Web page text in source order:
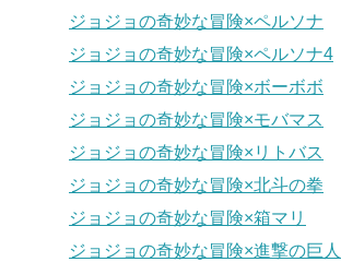
ジョジョの奇妙な冒険×ペルソナ
ジョジョの奇妙な冒険×ペルソナ4
ジョジョの奇妙な冒険×ボーボボ
ジョジョの奇妙な冒険×モバマス
ジョジョの奇妙な冒険×リトバス
ジョジョの奇妙な冒険×北斗の拳
ジョジョの奇妙な冒険×箱マリ
ジョジョの奇妙な冒険×進撃の巨人